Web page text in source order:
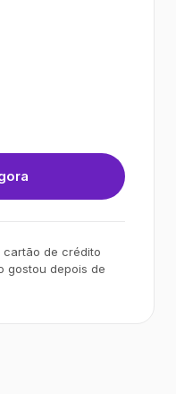
cartão de crédito
gostou depois de